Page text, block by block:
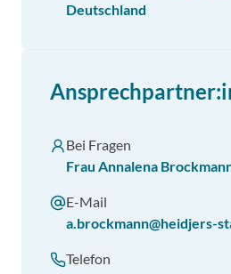
Deutschland
Bei Fragen
Frau Annalena
E-Mail
a.brockmann@heidjers-
Telefon